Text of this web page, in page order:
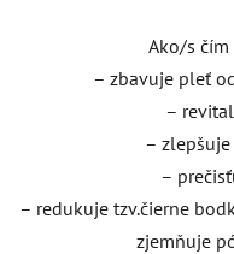
Ako/s
– zbavuje pleť
–
–
–
– redukuje tzv.čierne
zjemňuje